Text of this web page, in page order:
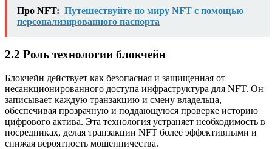
Про NFT: Путешествуйте по миру NFT с помощью
персонализированного паспорта
2.2 Роль технологии блокчейн
Блокчейн действует как безопасная и защищенная от
несанкционированного доступа инфраструктура для NFT. Он
записывает каждую транзакцию и смену владельца,
обеспечивая прозрачную и поддающуюся проверке историю
цифрового актива. Эта технология устраняет необходимость в
посредниках, делая транзакции NFT более эффективными и
снижая вероятность мошенничества.